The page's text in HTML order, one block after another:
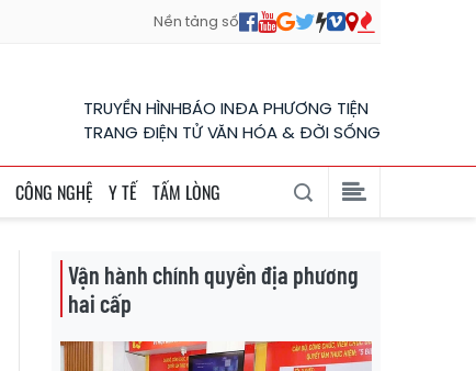
Nền tảng số
TRUYỀN HÌNHBÁO INĐA PHƯƠNG TIỆN
TRANG ĐIỆN TỬ VĂN HÓA & ĐỜI SỐNG
CÔNG NGHỆ Y TẾ TẤM LÒNG
Vận hành chính quyền địa phương
hai cấp